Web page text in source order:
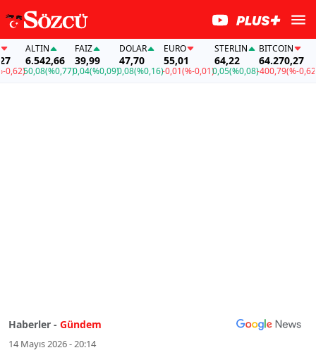
ALTIN
6.542,66
50,08(%0,77)
FAİZ
39,99
0,04(%0,09)
DOLAR
47,70
0,08(%0,16)
EURO
55,01
-0,01(%-0,01)
STERLIN
64,22
0,05(%0,08)
BITCOIN
64.270,27
-400,79(%-0,62)
Haberler - Gündem
14 Mayıs 2026 - 20:14